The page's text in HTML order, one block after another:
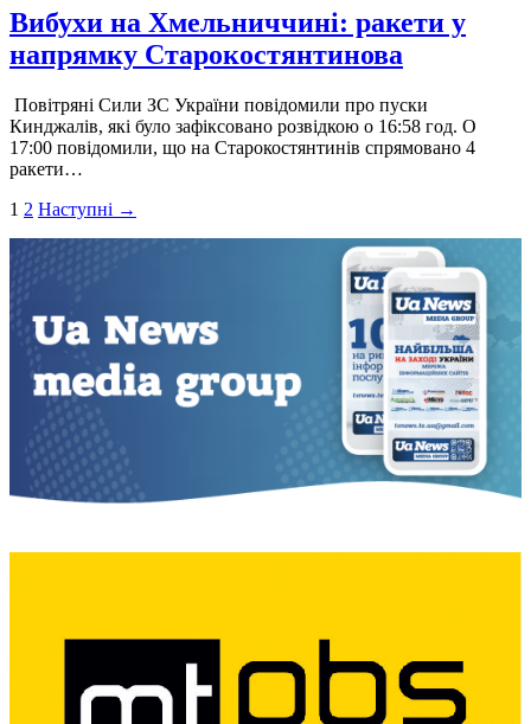
Вибухи на Хмельниччині: ракети у
напрямку Старокостянтинова
Повітряні Сили ЗС України повідомили про пуски
Кинджалів, які було зафіксовано розвідкою о 16:58 год. О
17:00 повідомили, що на Старокостянтинів спрямовано 4
ракети…
Пагінація
записів
1 2 Наступні →